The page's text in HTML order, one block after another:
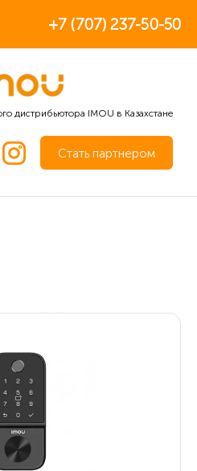
+7 (707) 237-50-50
дистрибьютора IMOU в Казахстане
Стать партнером